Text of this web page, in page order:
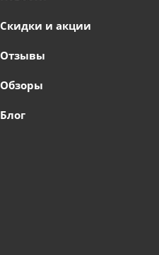
Скидки и акции
Отзывы
Обзоры
Блог